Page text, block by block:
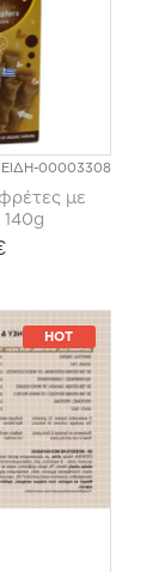
ΕΙΔΗ-00003308
με
HOT